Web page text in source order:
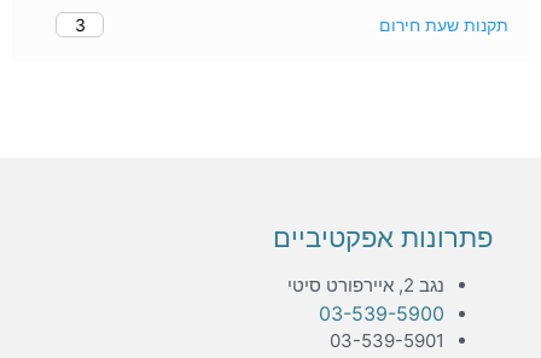
תקנות שעת חירום
3
פתרונות אפקטיביים
נגב 2, איירפורט סיטי
03-539-5900
03-539-5901